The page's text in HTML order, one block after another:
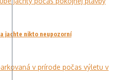
jachte nikto neupozorní